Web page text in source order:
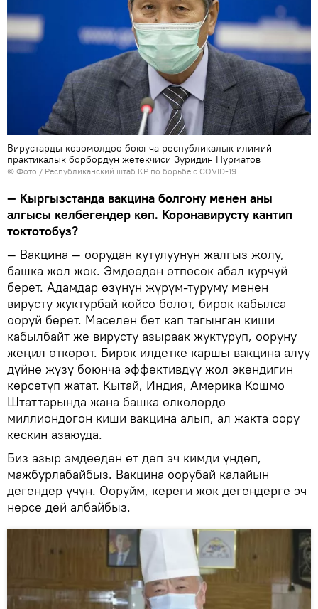
Вирустарды көзөмөлдөө боюнча республикалык илимий-
практикалык борбордун жетекчиси Зуридин Нурматов
© Фото / Республиканский штаб КР по борьбе с COVID-19
— Кыргызстанда вакцина болгону менен аны
алгысы келбегендер көп. Коронавирусту кантип
токтотобуз?
— Вакцина — оорудан кутулуунун жалгыз жолу,
башка жол жок. Эмдөөдөн өтпөсөк абал курчуй
берет. Адамдар өзүнүн жүрүм-туруму менен
вирусту жуктурбай койсо болот, бирок кабылса
ооруй берет. Маселен бет кап тагынган киши
кабылбайт же вирусту азыраак жуктуруп, ооруну
жеңил өткөрөт. Бирок илдетке каршы вакцина алуу
дүйнө жүзү боюнча эффективдүү жол экендигин
көрсөтүп жатат. Кытай, Индия, Америка Кошмо
Штаттарында жана башка өлкөлөрдө
миллиондогон киши вакцина алып, ал жакта оору
кескин азаюуда.
Биз азыр эмдөөдөн өт деп эч кимди үндөп,
мажбурлабайбыз. Вакцина оорубай калайын
дегендер үчүн. Ооруйм, кереги жок дегендерге эч
нерсе дей албайбыз.